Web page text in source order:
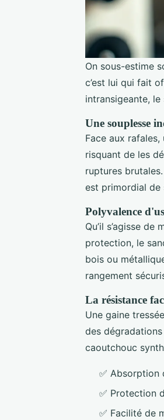
On sous-estime
c’est lui qui fait
intransigeante,
Une souplesse
Face aux
risquant de les
ruptures
est primordial de
Polyvalence
Qu’il s’agisse
protection, le
bois ou
rangement
La résistance
Une gaine
des
caoutchouc
✅ Absorption
✅ Protection
✅ Facilité de